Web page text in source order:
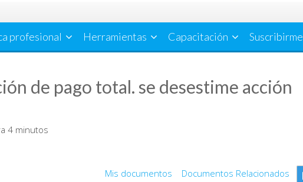
profesional Herramientas Capacitación Suscribirme
de pago total. se desestime acción
4 minutos
Mis documentos Documentos Relacionados